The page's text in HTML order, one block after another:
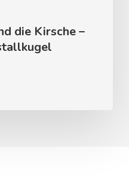
die Kirsche –